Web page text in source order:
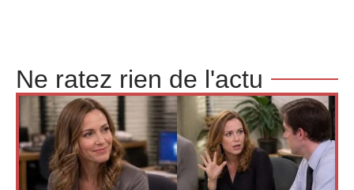
Ne ratez rien de l'actu